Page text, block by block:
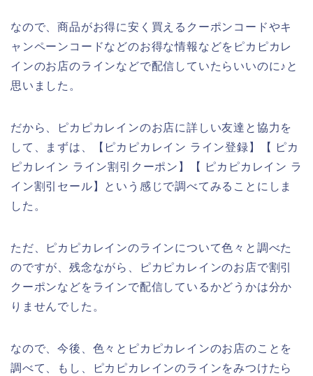
なので、商品がお得に安く買えるクーポンコードやキ
ャンペーンコードなどのお得な情報などをピカピカレ
インのお店のラインなどで配信していたらいいのに♪と
思いました。
だから、ピカピカレインのお店に詳しい友達と協力を
して、まずは、【ピカピカレイン ライン登録】【 ピカ
ピカレイン ライン割引クーポン】【 ピカピカレイン ラ
イン割引セール】という感じで調べてみることにしま
した。
ただ、ピカピカレインのラインについて色々と調べた
のですが、残念ながら、ピカピカレインのお店で割引
クーポンなどをラインで配信しているかどうかは分か
りませんでした。
なので、今後、色々とピカピカレインのお店のことを
調べて、もし、ピカピカレインのラインをみつけたら